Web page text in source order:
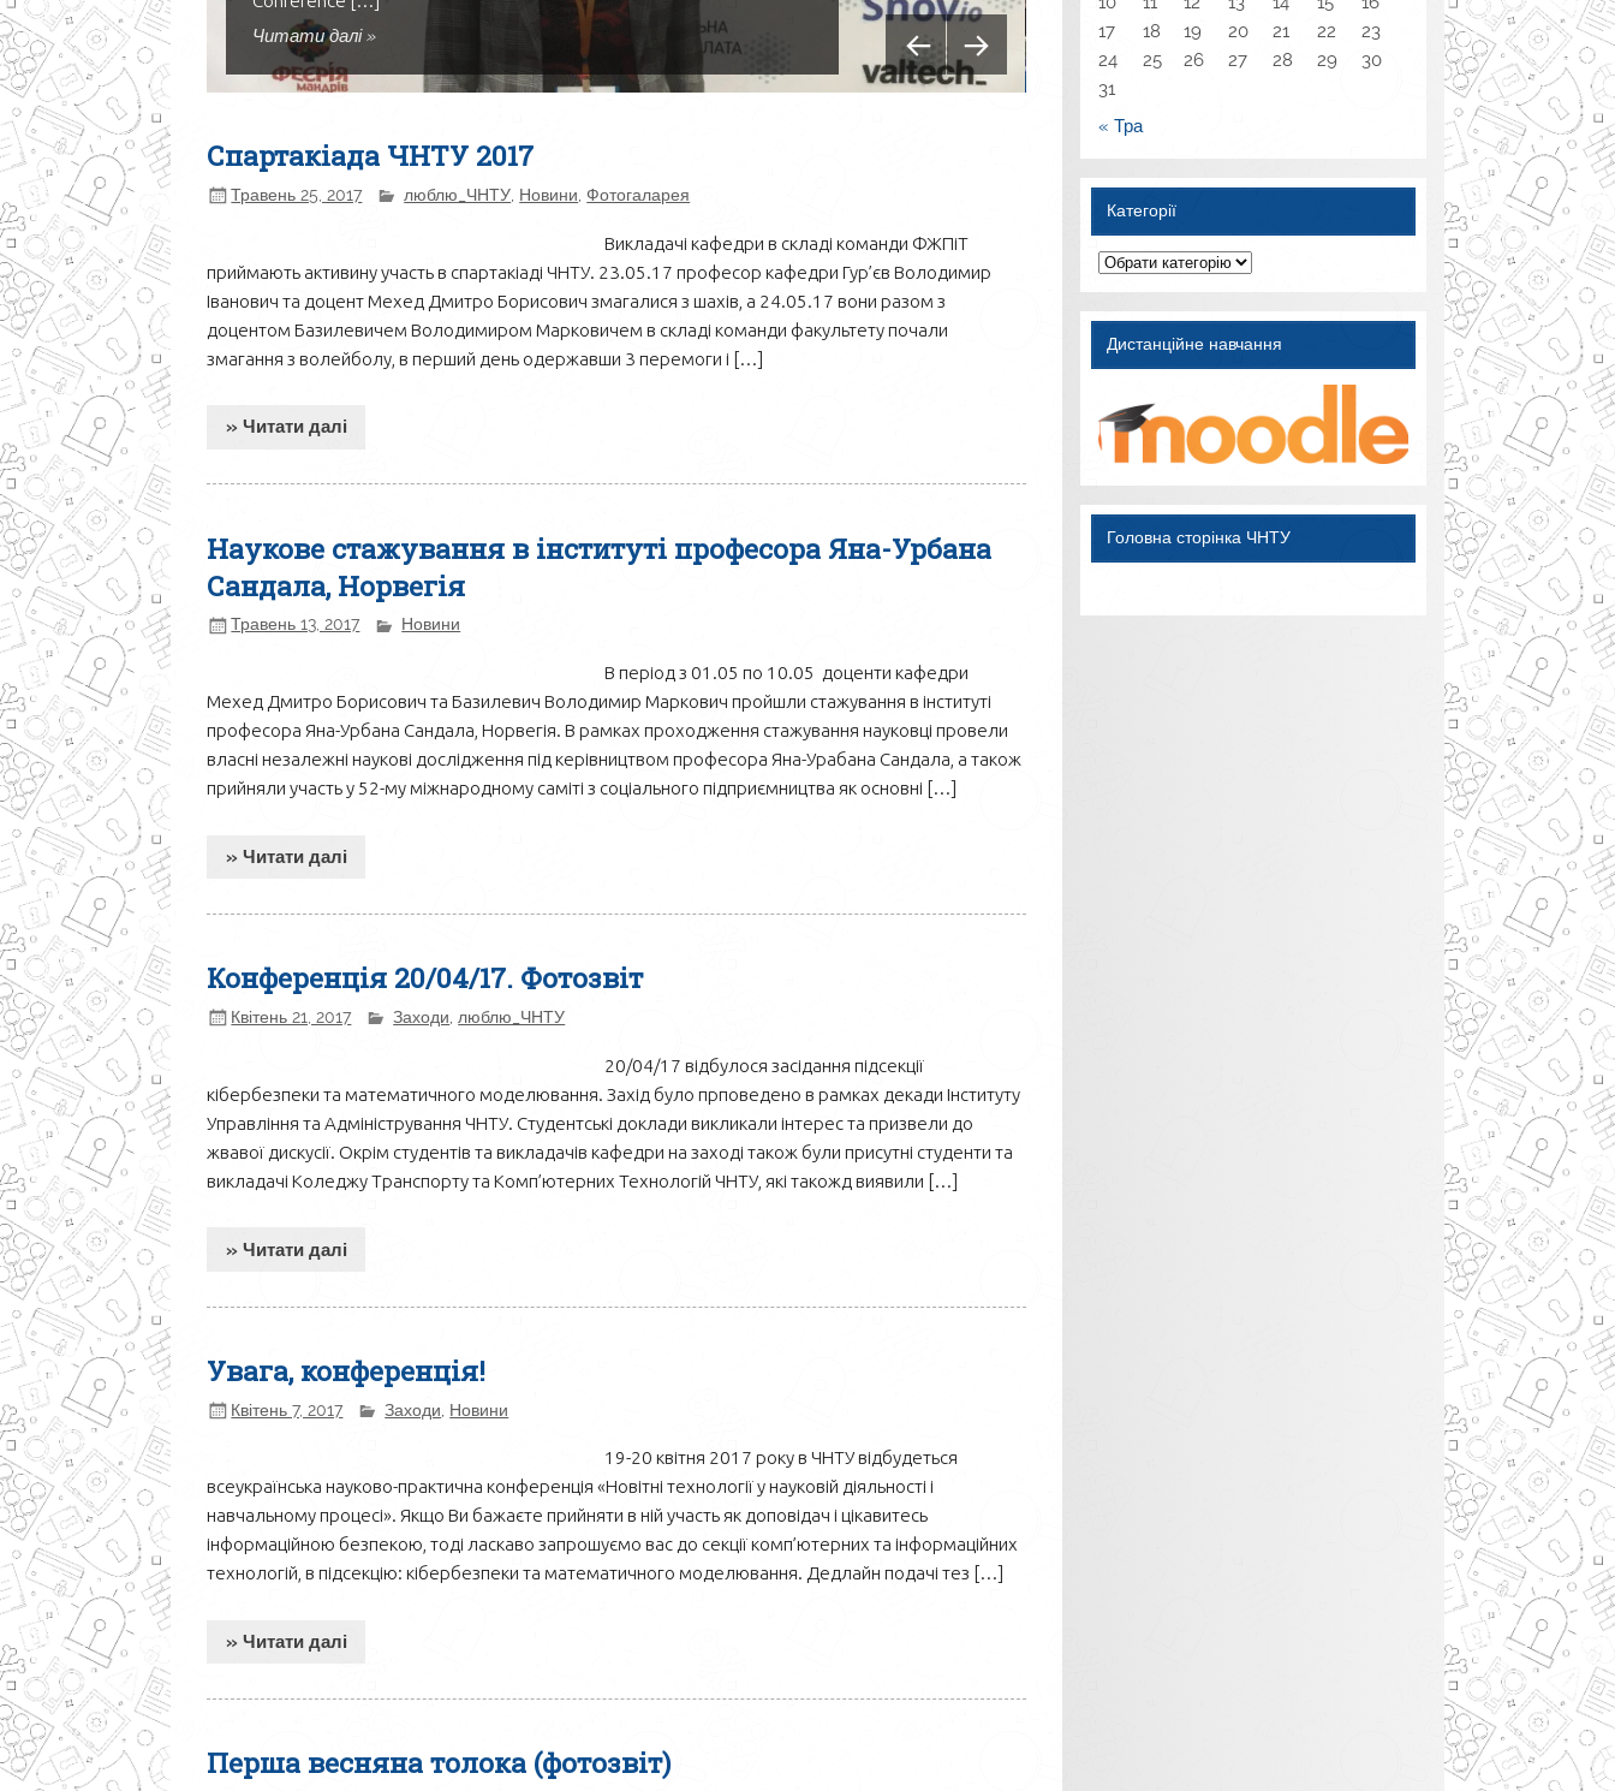
Читати далі »
Викладачі кафедри разом із студентами третього та четвертого
курсів спеціальності «Кібербезпека» відвідали щорічну виставку
«Безпека», […]
Спартакіада ЧНТУ 2017
Травень 25, 2017 люблю_ЧНТУ Новини ,Фотогаларея
Викладачі кафедри в складі команди ФЖПіТ
приймають активину участь в спартакіаді ЧНТУ. 23.05.17 професор кафедри Гур’єв Володимир
Іванович та доцент Мехед Дмитро Борисович змагалися з шахів, а 24.05.17 вони разом з
доцентом Базилевичем Володимиром Марковичем в складі команди факультету почали
змагання з волейболу, в перший день одержавши 3 перемоги і […]
» Читати далі
Наукове стажування в інституті професора Яна-Урбана
Сандала, Норвегія
Травень 13, 2017 Новини
В період з 01.05 по 10.05 доценти кафедри
Мехед Дмитро Борисович та Базилевич Володимир Маркович пройшли стажування в інституті
професора Яна-Урбана Сандала, Норвегія. В рамках проходження стажування науковці провели
власні незалежні наукові дослідження під керівництвом професора Яна-Урабана Сандала, а також
прийняли участь у 52-му міжнародному саміті з соціального підприємництва як основні […]
» Читати далі
Конференція 20/04/17. Фотозвіт
Квітень 21, 2017 Заходи люблю_ЧНТУ
20/04/17 відбулося засідання підсекції
кібербезпеки та математичного моделювання. Захід було прповедено в рамках декади Інституту
Управління та Адміністрування ЧНТУ. Студентські доклади викликали інтерес та призвели до
жвавої дискусії. Окрім студентів та викладачів кафедри на заході також були присутні студенти та
викладачі Коледжу Транспорту та Комп’ютерних Технологій ЧНТУ, які такожд виявили […]
» Читати далі
Увага, конференція!
Квітень 7, 2017 Заходи Новини
19-20 квітня 2017 року в ЧНТУ відбудеться
всеукраїнська науково-практична конференція «Новітні технології у науковій діяльності і
навчальному процесі». Якщо Ви бажаєте прийняти в ній участь як доповідач і цікавитесь
інформаційною безпекою, тоді ласкаво запрошуємо вас до секції комп’ютерних та інформаційних
технологій, в підсекцію: кібербезпеки та математичного моделювання. Дедлайн подачі тез […]
» Читати далі
Перша весняна толока (фотозвіт)
« Тра
17
18 19 20 21 22
23
24
25 26 27 28 29
30
31
Категорії
Категорії
Дистанційне навчання
Головна сторінка ЧНТУ